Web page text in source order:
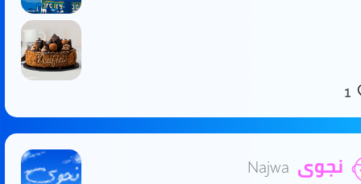
1
نجوى Najwa